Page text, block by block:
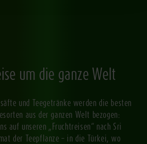
um die ganze Welt
und Teegetränke werden die besten
aus der ganzen Welt bezogen:
auf unseren „Fruchtreisen“ nach Sri
der Teepflanze – in die Türkei, wo